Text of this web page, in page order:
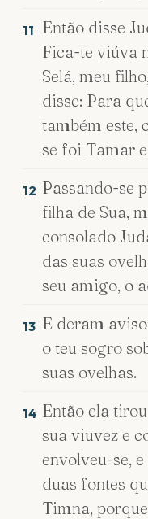
11 Então disse
Fica-te viúva
Selá, meu
disse: Para
também este,
se foi Tamar
12 Passando-se
filha de Sua,
consolado
das suas
seu amigo, o
13 E deram
o teu sogro
suas ovelhas.
14 Então ela
sua viuvez e
envolveu-se,
duas fontes
Timna,